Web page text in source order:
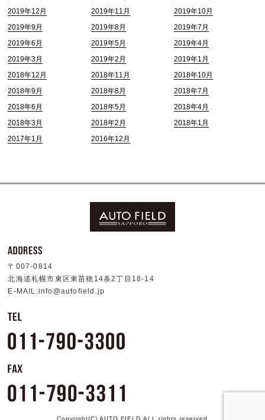
2019年12月
2019年11月
2019年10月
2019年9月
2019年8月
2019年7月
2019年6月
2019年5月
2019年4月
2019年3月
2019年2月
2019年1月
2018年12月
2018年11月
2018年10月
2018年9月
2018年8月
2018年7月
2018年6月
2018年5月
2018年4月
2018年3月
2018年2月
2018年1月
2017年1月
2016年12月
〒007-0814
北海道札幌市東区東苗穂14条2丁目18-14
E-MAIL:info@autofield.jp
Copyright(C) AUTO FIELD.ALL rights reserved